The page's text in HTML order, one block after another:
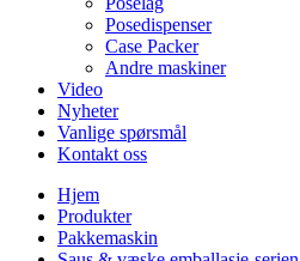
Posedispenser
Case Packer
Andre maskiner
Video
Nyheter
Vanlige spørsmål
Kontakt oss
Hjem
Produkter
Pakkemaskin